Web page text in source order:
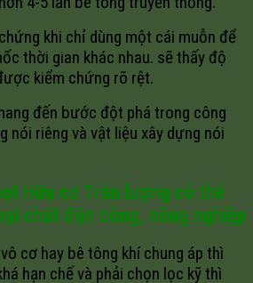
khi chỉ dùng một cái muỗn để
thời gian khác nhau. sẽ thấy độ
kiểm chứng rõ rệt.
đến bước đột phá trong công
nói riêng và vật liệu xây dựng nói
Hữu cơ Trần lượng có thể
chất độn công, nông nghiệp
cơ hay bê tông khí chung áp thì
hạn chế và phải chọn lọc kỹ thì